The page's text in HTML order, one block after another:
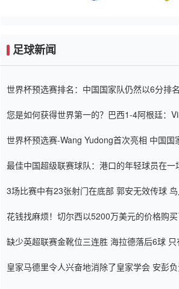
足球新闻
世界杯预选赛排名：中国国家队仍然以6分排
您是如何获得世界第一的？巴西1-4阿根廷：
世界杯预选赛-Wang Yudong首次亮相 中国国
最佳中国超级联赛球队：港口的年轻球员在一
3场比赛中有23张射门在底部 郭安无效传球
花钱找麻烦！切尔西以5200万美元的价格购
缺少英超联赛金靴位三连胜 海拉德落后6球 只
皇家马德里令人兴奋地消除了皇家学会 安彭负